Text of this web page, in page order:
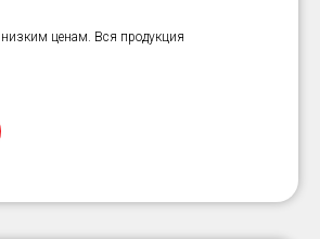
низким ценам. Вся продукция